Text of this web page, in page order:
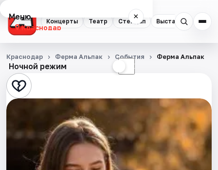
Концерты Театр Стендап Выставки
Меню ×
Краснодар
Концерты
Театр
Стендап
Экскурсии
Ночной режим ☾
Краснодар Ферма Альпак События Ферма Альпак